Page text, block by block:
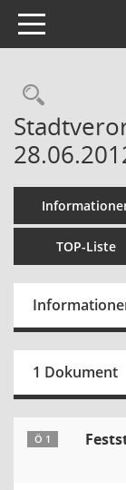
Toggle navigation
TOP-Liste
1 Dokument
Ö 1